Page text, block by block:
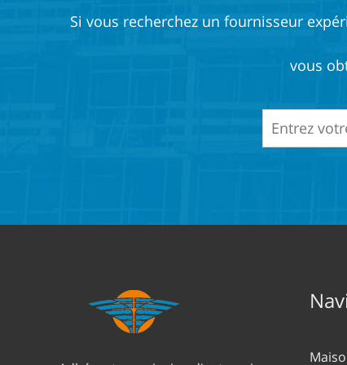
Si vous recherchez un fournisseur
vous